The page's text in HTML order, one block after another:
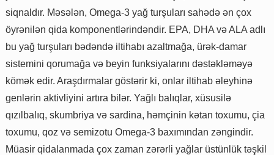
siqnaldır. Məsələn, Omega-3 yağ turşuları sahədə ən çox
öyrənilən qida komponentlərindəndir. EPA, DHA və ALA adlı
bu yağ turşuları bədəndə iltihabı azaltmağa, ürək-damar
sistemini qorumağa və beyin funksiyalarını dəstəkləməyə
kömək edir. Araşdırmalar göstərir ki, onlar iltihab əleyhinə
genlərin aktivliyini artıra bilər. Yağlı balıqlar, xüsusilə
qızılbalıq, skumbriya və sardina, həmçinin kətan toxumu, çia
toxumu, qoz və semizotu Omega-3 baxımından zəngindir.
Müasir qidalanmada çox zaman zərərli yağlar üstünlük təşkil